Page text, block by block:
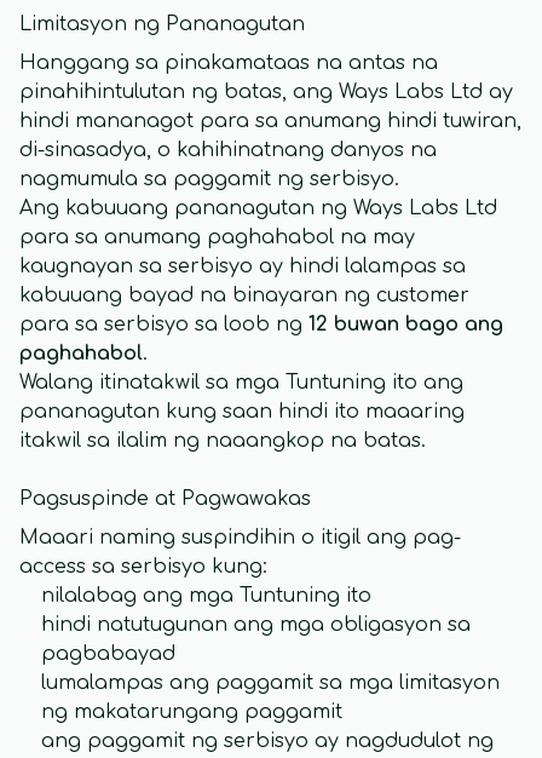
Limitasyon ng Pananagutan
Hanggang sa pinakamataas na antas na
pinahihintulutan ng batas, ang Ways Labs Ltd ay
hindi mananagot para sa anumang hindi tuwiran,
di-sinasadya, o kahihinatnang danyos na
nagmumula sa paggamit ng serbisyo.
Ang kabuuang pananagutan ng Ways Labs Ltd
para sa anumang paghahabol na may
kaugnayan sa serbisyo ay hindi lalampas sa
kabuuang bayad na binayaran ng customer
para sa serbisyo sa loob ng 12 buwan bago ang
paghahabol.
Walang itinatakwil sa mga Tuntuning ito ang
pananagutan kung saan hindi ito maaaring
itakwil sa ilalim ng naaangkop na batas.
Pagsuspinde at Pagwawakas
Maaari naming suspindihin o itigil ang pag-
access sa serbisyo kung:
nilalabag ang mga Tuntuning ito
hindi natutugunan ang mga obligasyon sa
pagbabayad
lumalampas ang paggamit sa mga limitasyon
ng makatarungang paggamit
ang paggamit ng serbisyo ay nagdudulot ng